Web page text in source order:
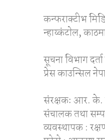
कन्फराक्टीभ
न्हाय्कंटाेल,
सूचना विभाग
प्रेस काउन्सिल
संरक्षकः आर. के.
संचालक तथा
व्यवस्थापक :